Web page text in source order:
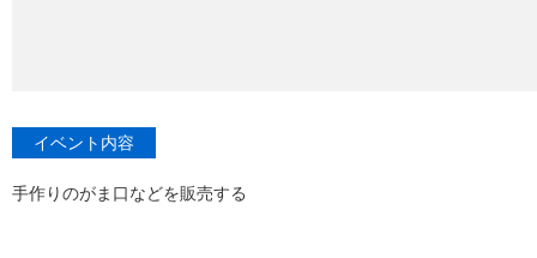
イベント内容
手作りのがま口などを販売する